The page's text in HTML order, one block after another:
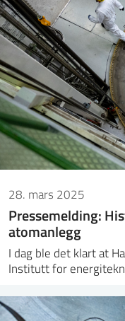
28. mars 2025
Pressemelding:
atomanlegg
I dag ble det klart at
Institutt for